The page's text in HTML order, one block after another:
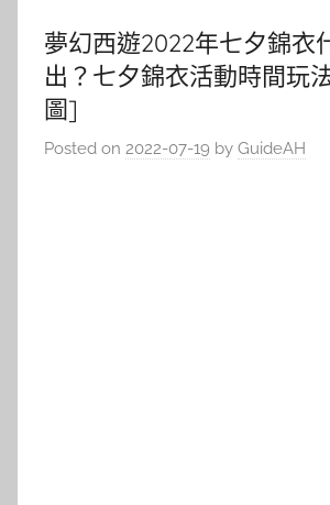
夢幻西遊2022年七夕錦衣
出？七夕錦衣活動時間玩
圖]
Posted on 2022-07-19 by GuideAH